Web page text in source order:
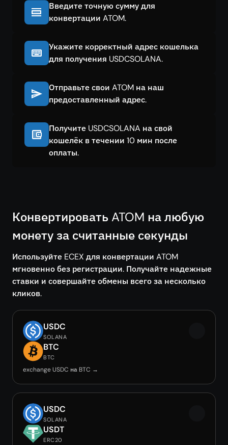
Введите точную сумму для
конвертации ATOM.
Укажите корректный адрес кошелька
для получения USDCSOLANA.
Отправьте свои ATOM на наш
предоставленный адрес.
Получите USDCSOLANA на свой
кошелёк в течении 10 мин после
оплаты.
Конвертировать ATOM на любую
монету за считанные секунды
Используйте ECEX для конвертации ATOM
мгновенно без регистрации. Получайте надежные
ставки и совершайте обмены всего за несколько
кликов.
USDC
SOLANA
BTC
BTC
exchange USDC на BTC →
USDC
SOLANA
USDT
ERC20